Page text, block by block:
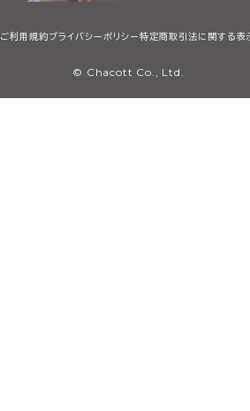
ご利用規約プライバシーポリシー特定商取引法に関する表
© Chacott Co., Ltd.